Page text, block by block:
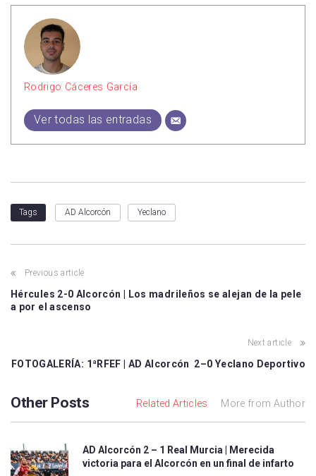
Rodrigo Cáceres García
Ver todas las entradas
Tags AD Alcorcón Yeclano
Previous article
Hércules 2-0 Alcorcón | Los madrileños se alejan de la pele
a por el ascenso
Next article
FOTOGALERÍA: 1ªRFEF | AD Alcorcón 2–0 Yeclano Deportivo
Other Posts Related Articles More from Author
AD Alcorcón 2 – 1 Real Murcia | Merecida
victoria para el Alcorcón en un final de infarto